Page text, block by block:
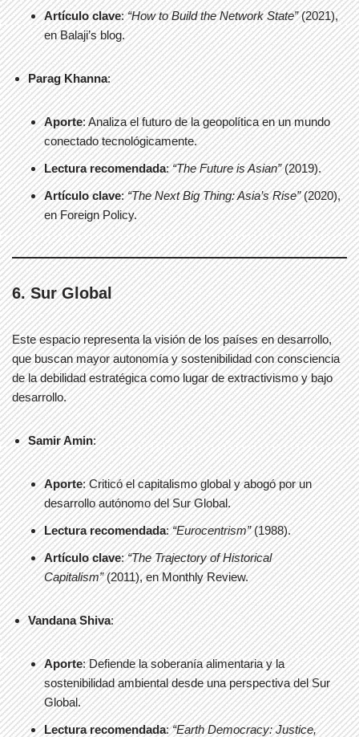
Artículo clave:“How to Build the Network State”(2021),
en Balaji’s blog.
Parag Khanna:
Aporte: Analiza el futuro de la geopolítica en un mundo
conectado tecnológicamente.
Lectura recomendada:“The Future is Asian”(2019).
Artículo clave:“The Next Big Thing: Asia’s Rise”(2020),
en Foreign Policy.
6. Sur Global
Este espacio representa la visión de los países en desarrollo,
que buscan mayor autonomía y sostenibilidad con consciencia
de la debilidad estratégica como lugar de extractivismo y bajo
desarrollo.
Samir Amin:
Aporte: Criticó el capitalismo global y abogó por un
desarrollo autónomo del Sur Global.
Lectura recomendada:“Eurocentrism”(1988).
Artículo clave:“The Trajectory of Historical
Capitalism”(2011), en Monthly Review.
Vandana Shiva:
Aporte: Defiende la soberanía alimentaria y la
sostenibilidad ambiental desde una perspectiva del Sur
Global.
Lectura recomendada:“Earth Democracy: Justice,